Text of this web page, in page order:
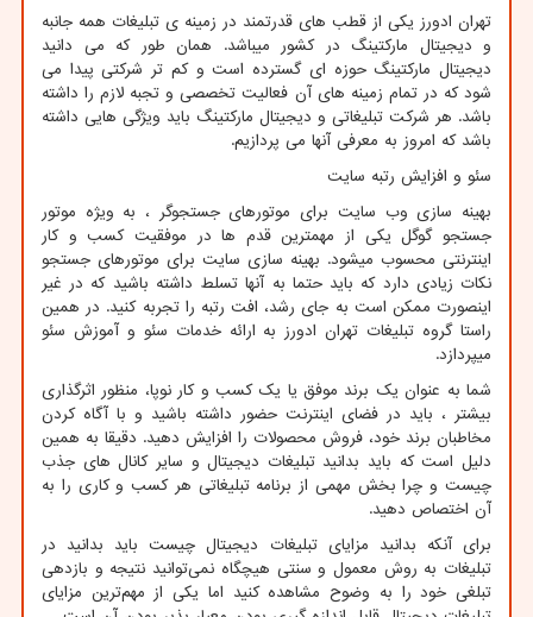
تهران ادورز یکی از قطب های قدرتمند در زمینه ی تبلیغات همه جانبه
و دیجیتال مارکتینگ در کشور میباشد. همان طور که می دانید
دیجیتال مارکتینگ حوزه ای گسترده است و کم تر شرکتی پیدا می
شود که در تمام زمینه های آن فعالیت تخصصی و تجبه لازم را داشته
باشد. هر شرکت تبلیغاتی و دیجیتال مارکتینگ باید ویژگی هایی داشته
باشد که امروز به معرفی آنها می پردازیم.
سئو و افزایش رتبه سایت
بهینه سازی وب سایت برای موتورهای جستجوگر ، به ویژه موتور
جستجو گوگل یکی از مهمترین قدم ها در موفقیت کسب و کار
اینترنتی محسوب میشود. بهینه سازی سایت برای موتورهای جستجو
نکات زیادی دارد که باید حتما به آنها تسلط داشته باشید که در غیر
اینصورت ممکن است به جای رشد، افت رتبه را تجربه کنید. در همین
راستا گروه تبلیغات تهران ادورز به ارائه خدمات سئو و آموزش سئو
میپردازد.
شما به عنوان یک برند موفق یا یک کسب و کار نوپا، منظور اثرگذاری
بیشتر ، باید در فضای اینترنت حضور داشته باشید و با آگاه کردن
مخاطبان برند خود، فروش محصولات را افزایش دهید. دقیقا به همین
دلیل است که باید بدانید تبلیغات دیجیتال و سایر کانال های جذب
چیست و چرا بخش مهمی از برنامه تبلیغاتی هر کسب و کاری را به
آن اختصاص دهید.
برای آنکه بدانید مزایای تبلیغات دیجیتال چیست باید بدانید در
تبلیغات به روش معمول و سنتی هیچگاه نمی‌توانید نتیجه و بازدهی
تبلغی خود را به وضوح مشاهده کنید اما یکی از مهم‌ترین مزایای